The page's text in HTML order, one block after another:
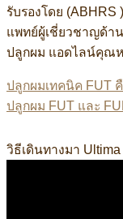
รับรองโดย (ABHRS
แพทย์ผู้เชี่ยวชาญด้า
ปลูกผม แอดไลน์คุณห
ปลูกผมเทคนิค FUT
ปลูกผม FUT และ
วิธีเดินทางมา